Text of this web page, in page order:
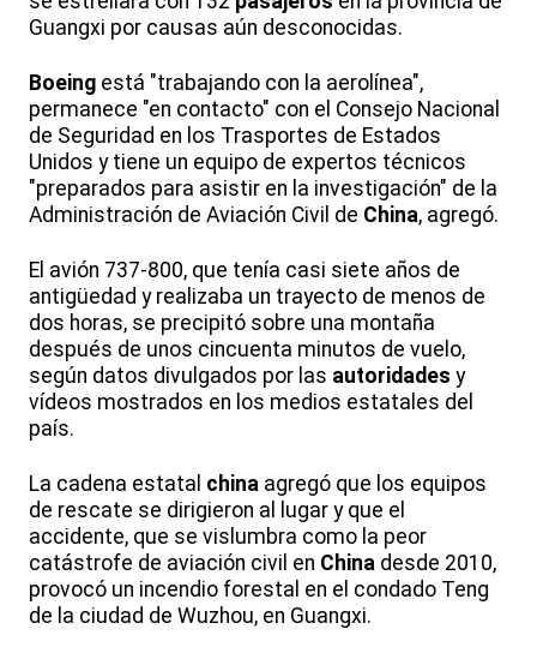
Guangxi por causas aún desconocidas.
Boeing está "trabajando con la aerolínea",
permanece "en contacto" con el Consejo Nacional
de Seguridad en los Trasportes de Estados
Unidos y tiene un equipo de expertos técnicos
"preparados para asistir en la investigación" de la
Administración de Aviación Civil de China, agregó.
El avión 737-800, que tenía casi siete años de
antigüedad y realizaba un trayecto de menos de
dos horas, se precipitó sobre una montaña
después de unos cincuenta minutos de vuelo,
según datos divulgados por las autoridades y
vídeos mostrados en los medios estatales del
país.
La cadena estatal china agregó que los equipos
de rescate se dirigieron al lugar y que el
accidente, que se vislumbra como la peor
catástrofe de aviación civil en China desde 2010,
provocó un incendio forestal en el condado Teng
de la ciudad de Wuzhou, en Guangxi.